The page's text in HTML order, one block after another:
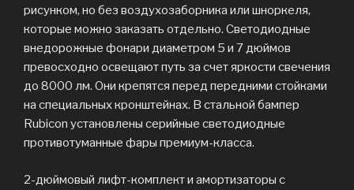
рисунком, но без воздухозаборника или шноркеля,
которые можно заказать отдельно. Светодиодные
внедорожные фонари диаметром 5 и 7 дюймов
превосходно освещают путь за счет яркости свечения
до 8000 лм. Они крепятся перед передними стойками
на специальных кронштейнах. В стальной бампер
Rubicon установлены серийные светодиодные
противотуманные фары премиум-класса.
2-дюймовый лифт-комплект и амортизаторы с